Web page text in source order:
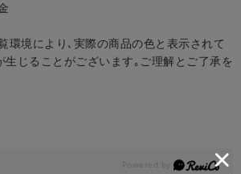
環境により､実際の商品の色と表示されて
生じることがございます｡ご理解とご了承を